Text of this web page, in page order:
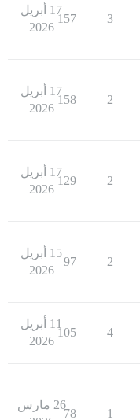
3
157
17 أبريل
2026
2
158
17 أبريل
2026
2
129
17 أبريل
2026
2
97
15 أبريل
2026
4
105
11 أبريل
2026
1
78
26 مارس